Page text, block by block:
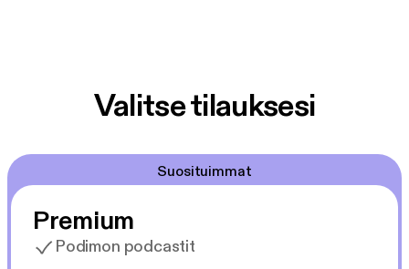
Valitse tilauksesi
Suosituimmat
Premium
Podimon podcastit